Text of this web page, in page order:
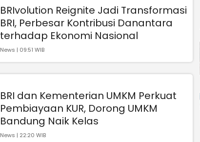
BRIvolution Reignite Jadi Transformasi
BRI, Perbesar Kontribusi Danantara
terhadap Ekonomi Nasional
News | 09:51 WIB
BRI dan Kementerian UMKM Perkuat
Pembiayaan KUR, Dorong UMKM
Bandung Naik Kelas
News | 22:20 WIB